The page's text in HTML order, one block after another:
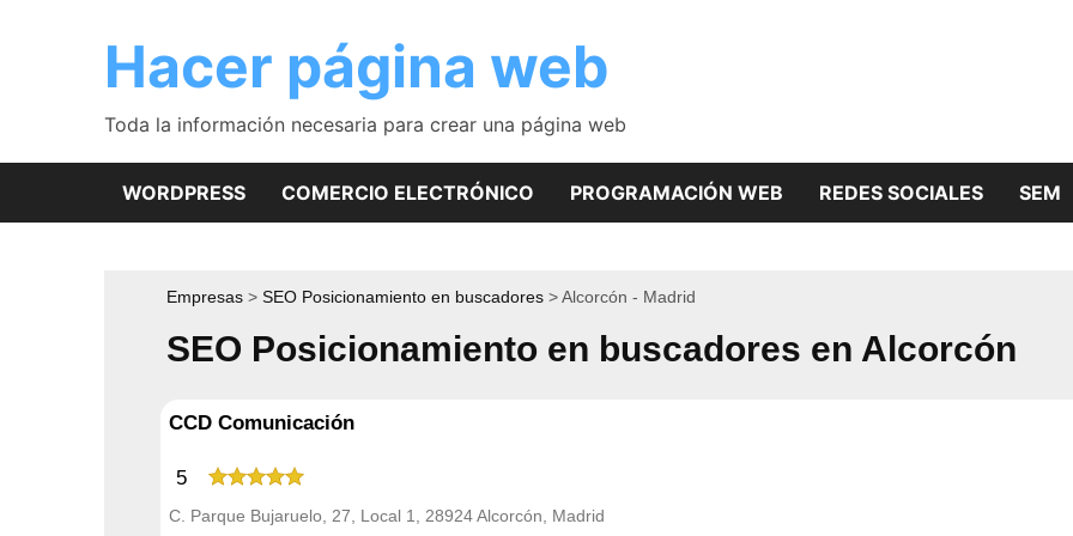
Hacer página web
Toda la información necesaria para crear una página web
WORDPRESS COMERCIO ELECTRÓNICO PROGRAMACIÓN WEB REDES SOCIALES SEM
Empresas SEO Posicionamiento en buscadores Alcorcón - Madrid
SEO Posicionamiento en buscadores en Alcorcón
CCD Comunicación
5
C. Parque Bujaruelo, 27, Local 1, 28924 Alcorcón, Madrid